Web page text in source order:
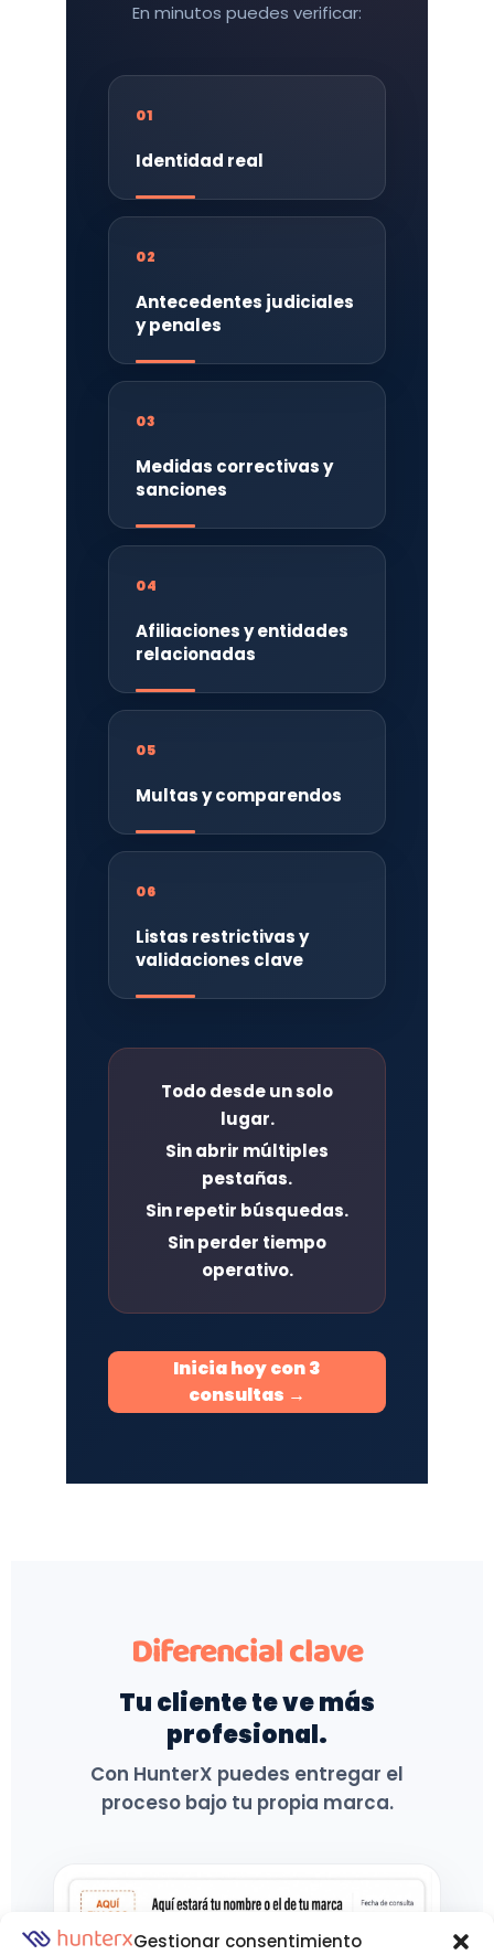
Gestionar consentimiento
En minutos puedes verificar:
01
Identidad real
02
Antecedentes judiciales
y penales
03
Medidas correctivas y
sanciones
04
Afiliaciones y entidades
relacionadas
05
Multas y comparendos
06
Listas restrictivas y
validaciones clave
Todo desde un solo
lugar.
Sin abrir múltiples
pestañas.
Sin repetir búsquedas.
Sin perder tiempo
operativo.
Inicia hoy con 3
consultas →
Diferencial clave
Tu cliente te ve más
profesional.
Con HunterX puedes entregar el
proceso bajo tu propia marca.